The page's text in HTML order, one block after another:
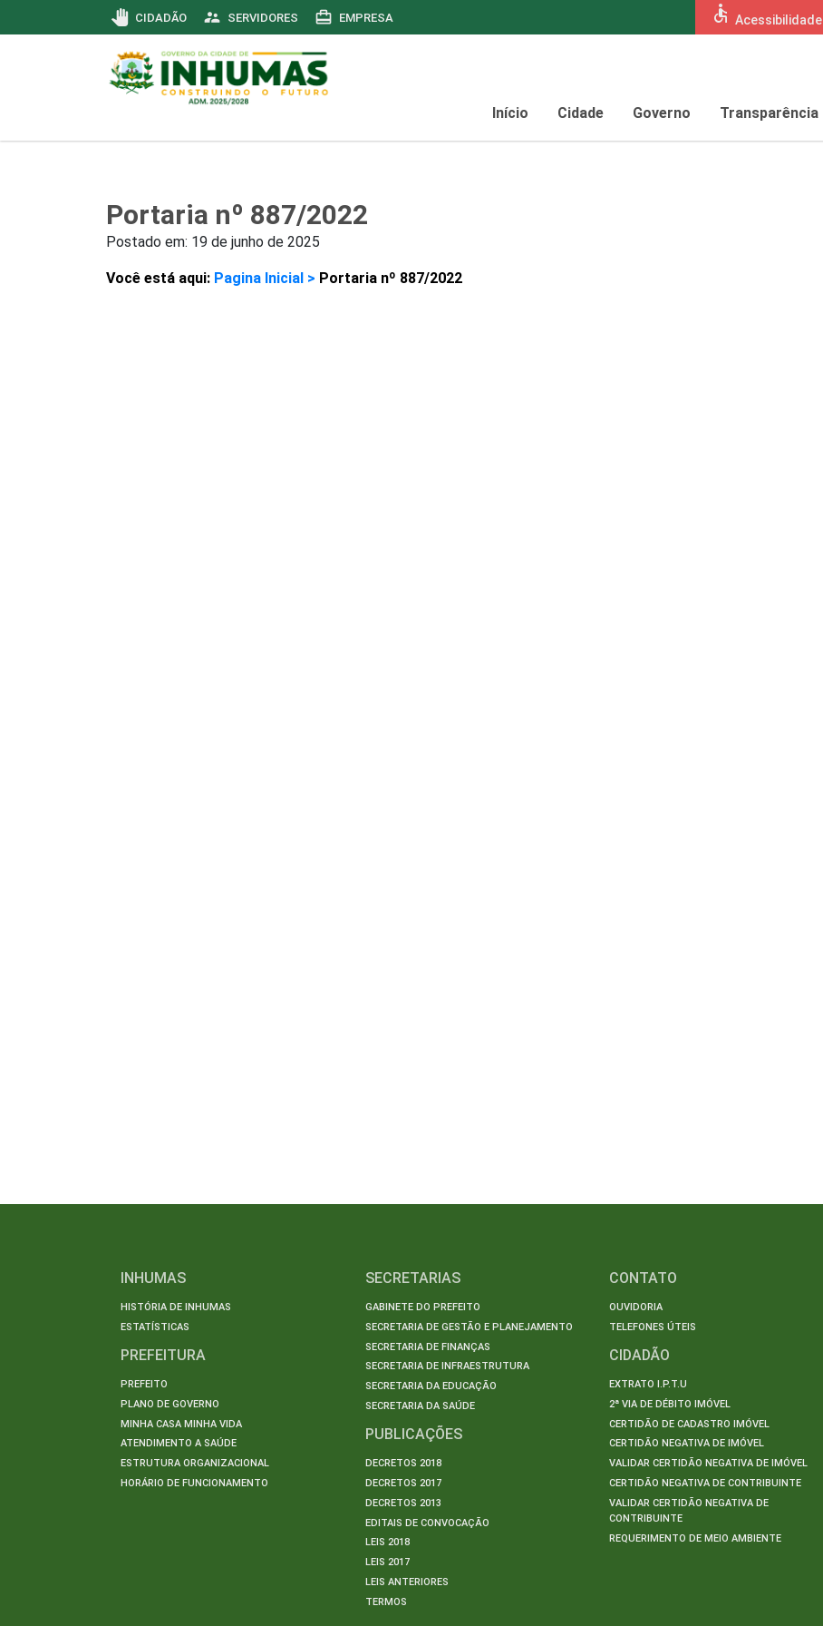
pan_tool CIDADÃO supervisor_account SERVIDORES card_travel EMPRESA accessible Acessibilidade
Início Cidade Governo Transparência
Portaria nº 887/2022
Postado em: 19 de junho de 2025
Você está aqui: Pagina Inicial > Portaria nº 887/2022
INHUMAS
HISTÓRIA DE INHUMAS
ESTATÍSTICAS
PREFEITURA
PREFEITO
PLANO DE GOVERNO
MINHA CASA MINHA VIDA
ATENDIMENTO A SAÚDE
ESTRUTURA ORGANIZACIONAL
HORÁRIO DE FUNCIONAMENTO
SECRETARIAS
GABINETE DO PREFEITO
SECRETARIA DE GESTÃO E PLANEJAMENTO
SECRETARIA DE FINANÇAS
SECRETARIA DE INFRAESTRUTURA
SECRETARIA DA EDUCAÇÃO
SECRETARIA DA SAÚDE
PUBLICAÇÕES
DECRETOS 2018
DECRETOS 2017
DECRETOS 2013
EDITAIS DE CONVOCAÇÃO
LEIS 2018
LEIS 2017
LEIS ANTERIORES
TERMOS
CONTATO
OUVIDORIA
TELEFONES ÚTEIS
CIDADÃO
EXTRATO I.P.T.U
2ª VIA DE DÉBITO IMÓVEL
CERTIDÃO DE CADASTRO IMÓVEL
CERTIDÃO NEGATIVA DE IMÓVEL
VALIDAR CERTIDÃO NEGATIVA DE IMÓVEL
CERTIDÃO NEGATIVA DE CONTRIBUINTE
VALIDAR CERTIDÃO NEGATIVA DE
CONTRIBUINTE
REQUERIMENTO DE MEIO AMBIENTE